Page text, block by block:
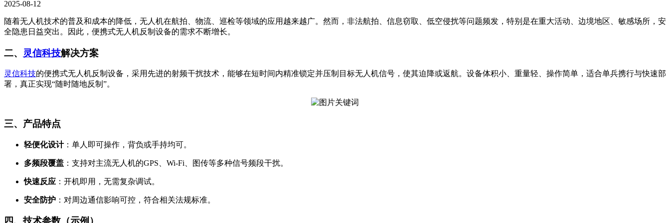
2025-08-12
随着无人机技术的普及和成本的降低，无人机在航拍、物流、巡检等领域的应用越来越广。然而，非法航拍、信息窃取、低空侵扰等问题频发，特别是在重大活动、边境地区、敏感场所，安
全隐患日益突出。因此，便携式无人机反制设备的需求不断增长。
二、 灵信科技解决方案
灵信科技的便携式无人机反制设备，采用先进的射频干扰技术，能够在短时间内精准锁定并压制目标无人机信号，使其迫降或返航。设备体积小、重量轻、操作简单，适合单兵携行与快速部
署，真正实现“随时随地反制”。
三、产品特点
轻便化设计：单人即可操作，背负或手持均可。
多频段覆盖 ：支持对主流无人机的GPS、Wi-Fi、图传等多种信号频段干扰。
快速反应 ：开机即用，无需复杂调试。
安全防护 ：对周边通信影响可控，符合相关法规标准。